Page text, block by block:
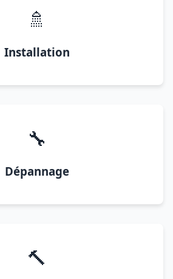
🚿
Installation
🔧
Dépannage
🔨